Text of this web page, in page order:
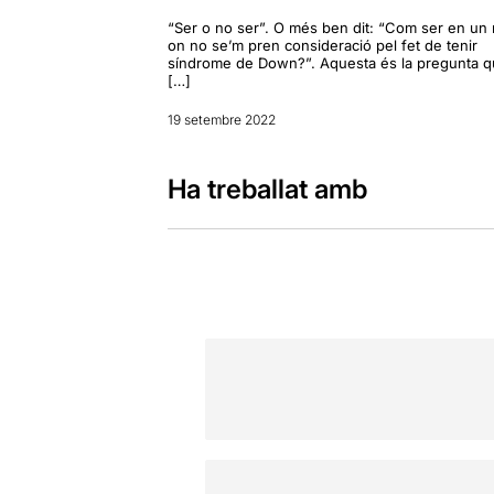
“Ser o no ser”. O més ben dit: “Com ser en un
on no se’m pren consideració pel fet de tenir
síndrome de Down?”. Aquesta és la pregunta
[…]
19 setembre 2022
Ha treballat amb